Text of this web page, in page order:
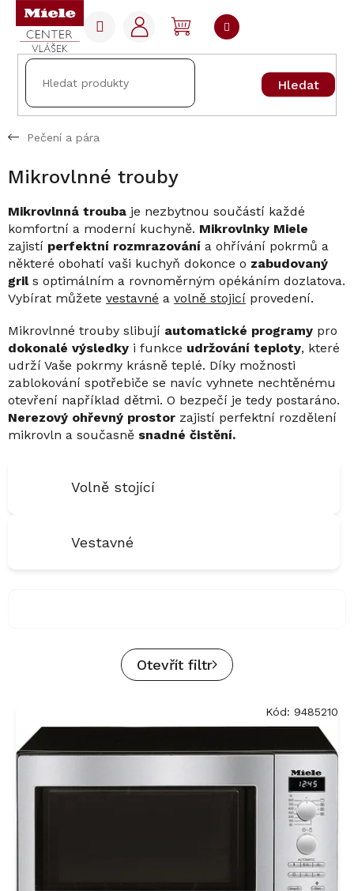
Přejít
obsah
Hledat
NÁKUPNÍ
KOŠÍK
Pečení a pára
Mikrovlnné trouby
Mikrovlnná trouba je nezbytnou součástí každé
komfortní a moderní kuchyně. Mikrovlnky Miele
zajistí perfektní rozmrazování a ohřívání pokrmů a
některé obohatí vaši kuchyň dokonce o zabudovaný
grils optimálním a rovnoměrným opékáním dozlatova.
Vybírat můžete vestavné a volně stojicí provedení.
Mikrovlnné trouby slibují automatické programy pro
dokonalé výsledky i funkce udržování teploty, které
udrží Vaše pokrmy krásně teplé. Díky možnosti
zablokování spotřebiče se navíc vyhnete nechtěnému
otevření například dětmi. O bezpečí je tedy postaráno.
Nerezový ohřevný prostor zajistí perfektní rozdělení
mikrovln a současně snadné čistění.
Volně stojící
Vestavné
Otevřít filtr
Kód: 9485210